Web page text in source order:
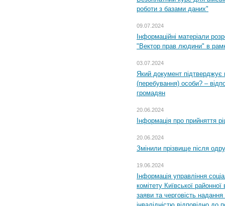
роботи з базами даних"
09.07.2024
Інформаційні матеріали
"Вектор прав людини" в
03.07.2024
Який документ підтверджує
(перебування) особи? –
громадян
20.06.2024
Інформація про прийняття
20.06.2024
Змінили прізвище після
19.06.2024
Інформація управління
комітету Київської
заяви та черговість надання